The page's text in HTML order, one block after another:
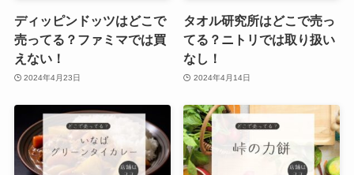
ディッピンドッツはどこで
売ってる？ファミマでは買
えない！
2024年4月23日
タオル研究所はどこで売っ
てる？ニトリでは取り扱い
なし！
2024年4月14日